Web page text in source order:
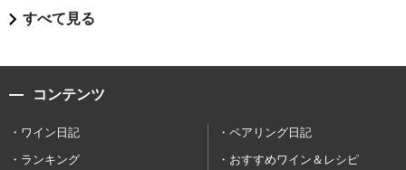
すべて見る
コンテンツ
ワイン日記
ペアリング日記
ランキング
おすすめワイン＆レシピ